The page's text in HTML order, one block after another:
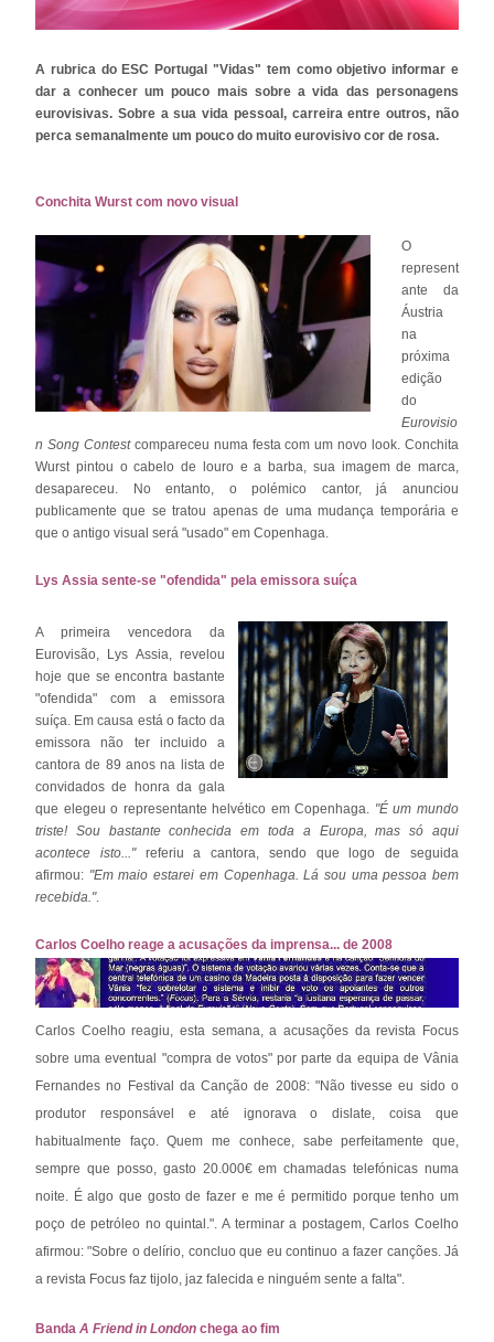
A rubrica do ESC Portugal "Vidas" tem como objetivo informar e
dar a conhecer um pouco mais sobre a vida das personagens
eurovisivas. Sobre a sua vida pessoal, carreira entre outros, não
perca semanalmente um pouco do muito eurovisivo cor de rosa.
Conchita Wurst com novo visual
O
represent
ante da
Áustria
na
próxima
edição
do
Eurovisio
n Song Contestcompareceu numa festa com um novo look. Conchita
Wurst pintou o cabelo de louro e a barba, sua imagem de marca,
desapareceu. No entanto, o polémico cantor, já anunciou
publicamente que se tratou apenas de uma mudança temporária e
que o antigo visual será "usado" em Copenhaga.
Lys Assia sente-se "ofendida" pela emissora suíça
A primeira vencedora da
Eurovisão, Lys Assia, revelou
hoje que se encontra bastante
"ofendida" com a emissora
suíça. Em causa está o facto da
emissora não ter incluido a
cantora de 89 anos na lista de
convidados de honra da gala
que elegeu o representante helvético em Copenhaga. "É um mundo
triste! Sou bastante conhecida em toda a Europa, mas só aqui
acontece isto..."referiu a cantora, sendo que logo de seguida
afirmou: "Em maio estarei em Copenhaga. Lá sou uma pessoa bem
recebida.".
Carlos Coelho reage a acusações da imprensa... de 2008
Carlos Coelho reagiu, esta semana, a acusações da revista Focus
sobre uma eventual "compra de votos" por parte da equipa de Vânia
Fernandes no Festival da Canção de 2008: "Não tivesse eu sido o
produtor responsável e até ignorava o dislate, coisa que
habitualmente faço.Quem me conhece, sabe perfeitamente que,
sempre que posso, gasto 20.000€ em chamadas telefónicas numa
noite. É algo que gosto de fazer e me é permitido porque tenho um
poço de petróleo no quintal.". A terminar a postagem, Carlos Coelho
afirmou: "Sobre o delírio, concluo que eu continuo a fazer canções. Já
a revista Focus faz tijolo, jaz falecida e ninguém sente a falta".
Banda A Friend in London chega ao fim